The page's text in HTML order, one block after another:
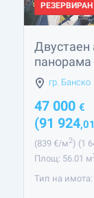
РЕЗЕРВИРАН
Двустаен
панорама
гр. Банско
47 000 €
(91 924,01
(839 €/м2) (1
Площ: 56.01 м
Тип на имота: